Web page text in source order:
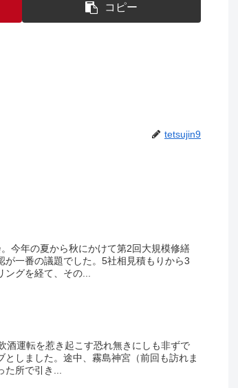
コピー
tetsujin9
今年の夏から秋にかけて第2回大規模修繕
一番の議題でした。5社相見積もりから3
グを経て、その...
酒運転を惹き起こす恐れ無きにしも非ずで
しました。途中、霧島神宮（前回も訪れま
所で引き...